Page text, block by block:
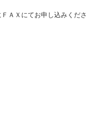
ＡＸにてお申し込みくださ